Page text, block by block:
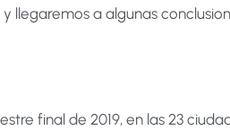
a algunas
final de 2019, en las 23